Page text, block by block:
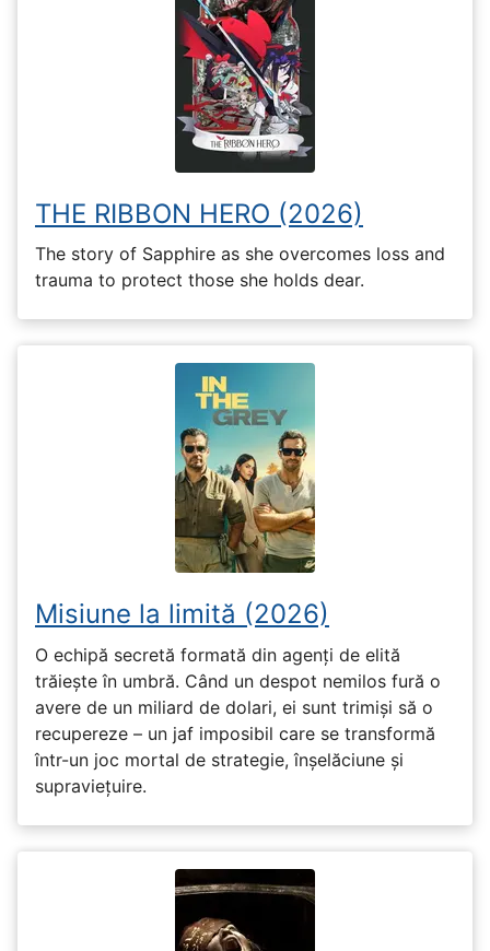
THE RIBBON HERO (2026)
The story of Sapphire as she overcomes loss and
trauma to protect those she holds dear.
Misiune la limită (2026)
O echipă secretă formată din agenți de elită
trăiește în umbră. Când un despot nemilos fură o
avere de un miliard de dolari, ei sunt trimiși să o
recupereze – un jaf imposibil care se transformă
într-un joc mortal de strategie, înșelăciune și
supraviețuire.